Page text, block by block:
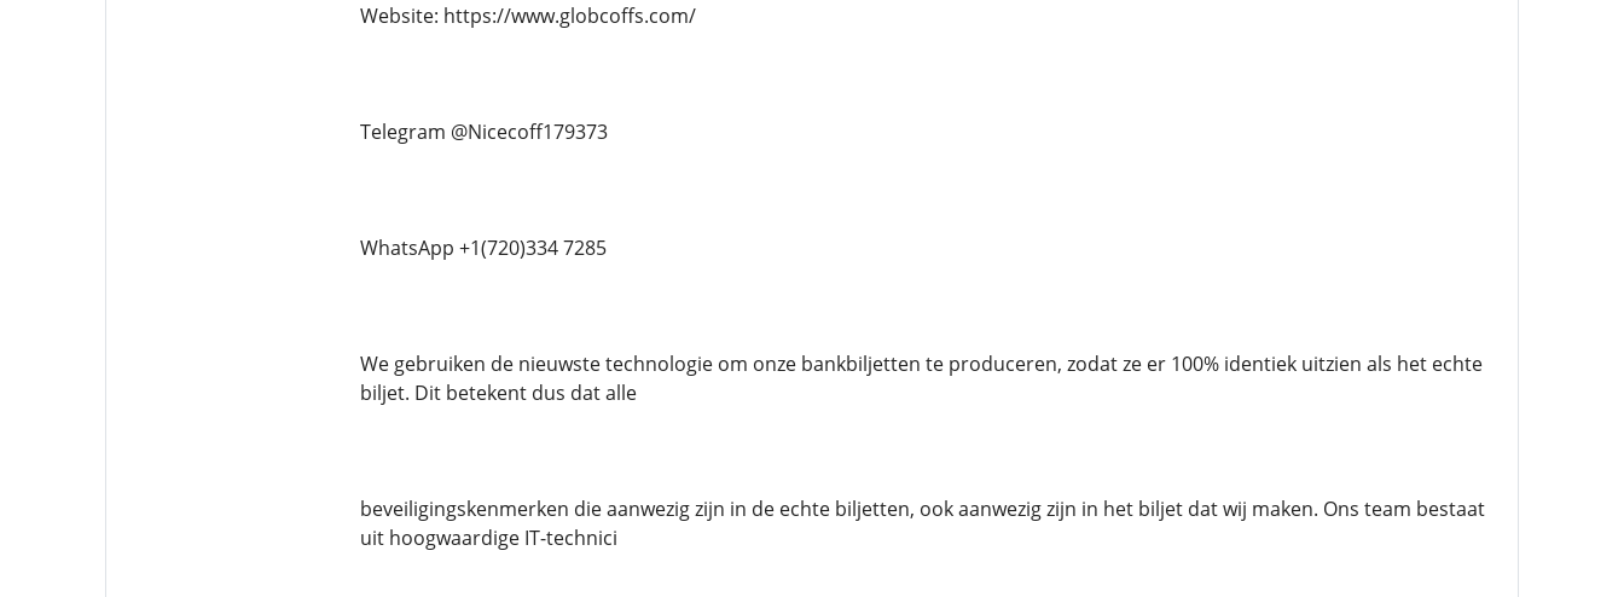
Website: https://www.globcoffs.com/
Telegram @Nicecoff179373
WhatsApp +1(720)334 7285
We gebruiken de nieuwste technologie om onze bankbiljetten te produceren, zodat ze er 100% identiek uitzien als het echte
biljet. Dit betekent dus dat alle
beveiligingskenmerken die aanwezig zijn in de echte biljetten, ook aanwezig zijn in het biljet dat wij maken. Ons team bestaat
uit hoogwaardige IT-technici